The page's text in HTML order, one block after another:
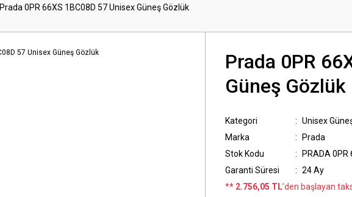
Prada 0PR 66XS 1BC08D 57 Unisex Güneş Gözlük
Prada 0PR
Güneş Gözlük
Kategori
Unisex
Marka
Prada
Stok Kodu
PRADA 0PR
Garanti Süresi
24 Ay
** 2.756,05 TL’den başlayan